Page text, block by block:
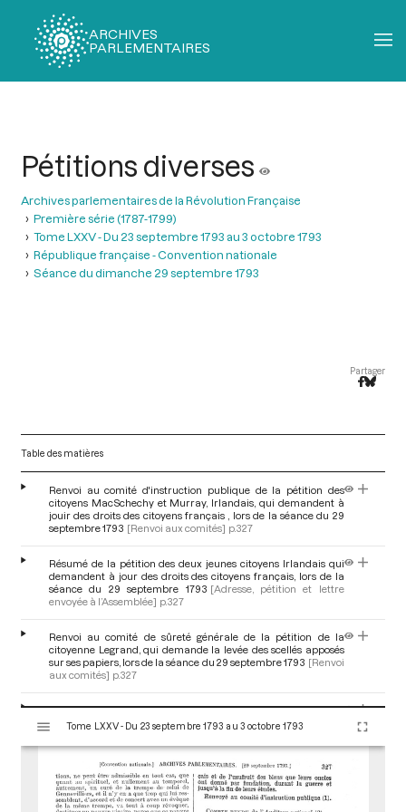
ARCHIVES
PARLEMENTAIRES
Pétitions diverses
Archives parlementaires de la Révolution Française
Première série (1787-1799)
Tome LXXV - Du 23 septembre 1793 au 3 octobre 1793
République française - Convention nationale
Séance du dimanche 29 septembre 1793
Partager
Table des matières
Renvoi au comité d'instruction publique de la pétition des
citoyens MacSchechy et Murray, Irlandais, qui demandent à
jouir des droits des citoyens français , lors de la séance du 29
septembre 1793 [Renvoi aux comités] p.327
Résumé de la pétition des deux jeunes citoyens Irlandais qui
demandent à jour des droits des citoyens français, lors de la
séance du 29 septembre 1793 [Adresse, pétition et lettre
envoyée à l’Assemblée] p.327
Renvoi au comité de sûreté générale de la pétition de la
citoyenne Legrand, qui demande la levée des scellés apposés
sur ses papiers, lors de la séance du 29 septembre 1793 [Renvoi
aux comités] p.327
Renvoi à la commission des six de la pétition des citoyens du
canton de Garancières (Seine-et-Oise) demandant de
maintenir le maximum salutaire de la loi du 4 mai, lors de la
séance du 29 septembre 1793 [Renvoi aux comités] p.327
Renvoi au comité de législation de la pétition de la citoyenne
Saint-Amand sollicitant un décret pour se pourvoir en
cassation contre des jugements illégaux, lors de la séance du
s
Tome LXXV - Du 23 septembre 1793 au 3 octobre 1793